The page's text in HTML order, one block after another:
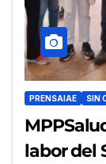
PRENSAIAE SIN
labor del